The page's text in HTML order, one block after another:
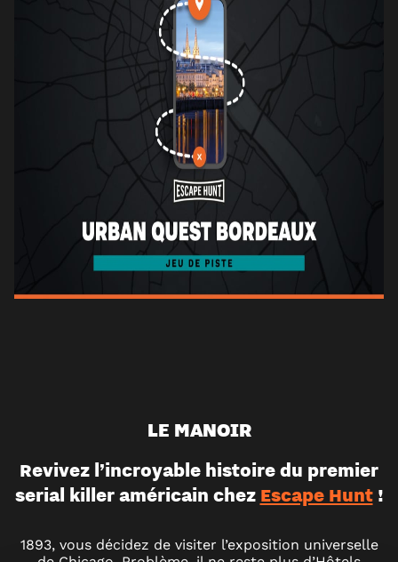
LE MANOIR
Revivez l’incroyable histoire du premier
serial killer américain chez Escape Hunt!
1893, vous décidez de visiter l’exposition universelle